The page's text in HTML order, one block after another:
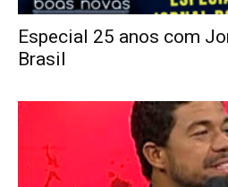
Especial 25 anos com
Brasil